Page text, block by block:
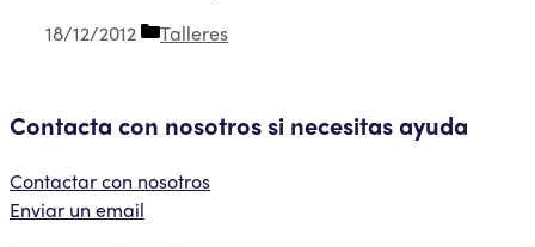
18/12/2012
Categorías
Talleres
Contacta con nosotros si necesitas ayuda
Contactar con nosotros
Enviar un email